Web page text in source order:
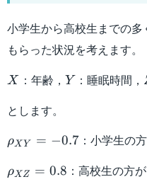
小学生から高校生までの
もらった状況を考えます。
X
X ：年齢， Y
Y ：睡眠時間，
とします。
\rho_{XY}=-0.7
ρX Y = −0.7：小学生の
\rho_{XZ}=0.8
ρXZ = 0.8 ：高校生の方